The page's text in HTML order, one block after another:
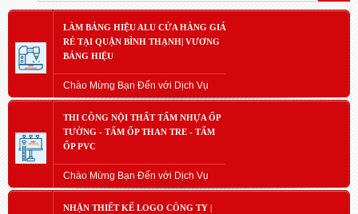
LÀM BẢNG HIỆU ALU CỬA HÀNG GIÁ
RẺ TẠI QUẬN BÌNH THẠNH| VƯƠNG
BẢNG HIỆU
Chào Mừng Bạn Đến với Dịch Vụ
THI CÔNG NỘI THẤT TẤM NHỰA ỐP
TƯỜNG - TẤM ỐP THAN TRE - TẤM
ỐP PVC
Chào Mừng Bạn Đến với Dịch Vụ
NHẬN THIẾT KẾ LOGO CÔNG TY |